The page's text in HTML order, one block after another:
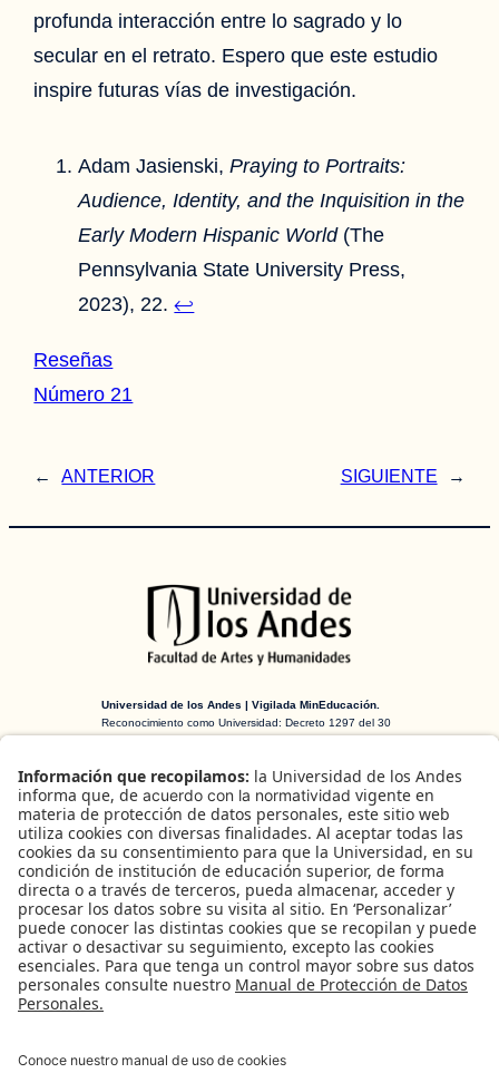
profunda interacción entre lo sagrado y lo
secular en el retrato. Espero que este estudio
inspire futuras vías de investigación.
Adam Jasienski,Praying to Portraits:
Audience, Identity, and the Inquisition in the
Early Modern Hispanic World(The
Pennsylvania State University Press,
2023), 22.↩︎
Reseñas
Número 21
← ANTERIOR SIGUIENTE →
Universidad de los Andes | Vigilada MinEducación.
Reconocimiento como Universidad: Decreto 1297 del 30
H-ART Revista de historia, teoría y crítica
de artees una publicación arbitrada
creada en 2016 financiada por el
Departamento de Historia del Arte y la
Facultad de Artes y Humanidades de la
Universidad de los Andes (Bogotá,
Colombia).
s
Facebook InstagramX